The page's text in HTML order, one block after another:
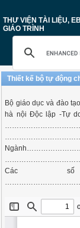
THƯ VIỆN TÀI LIỆU,
GIÁO TRÌNH
Thiết kế bộ tự động
Bộ giáo dục và đào
hà nội Độc lập -Tự
Các